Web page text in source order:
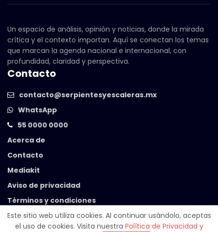
Un espacio de análisis, opinión y noticias, donde la mirada
crítica y el contexto importan. Aquí se conectan los temas
que marcan la agenda nacional e internacional, con
profundidad, claridad y perspectiva.
Contacto
contacto@serpientesyescaleras.mx
WhatsApp
55 0000 0000
Acerca de
Contacto
Mediakit
Aviso de privacidad
Términos y condiciones
Este sitio web utiliza cookies. Al continuar usándolo, aceptas
el uso de cookies. Visita nuestra Política de Privacidad y